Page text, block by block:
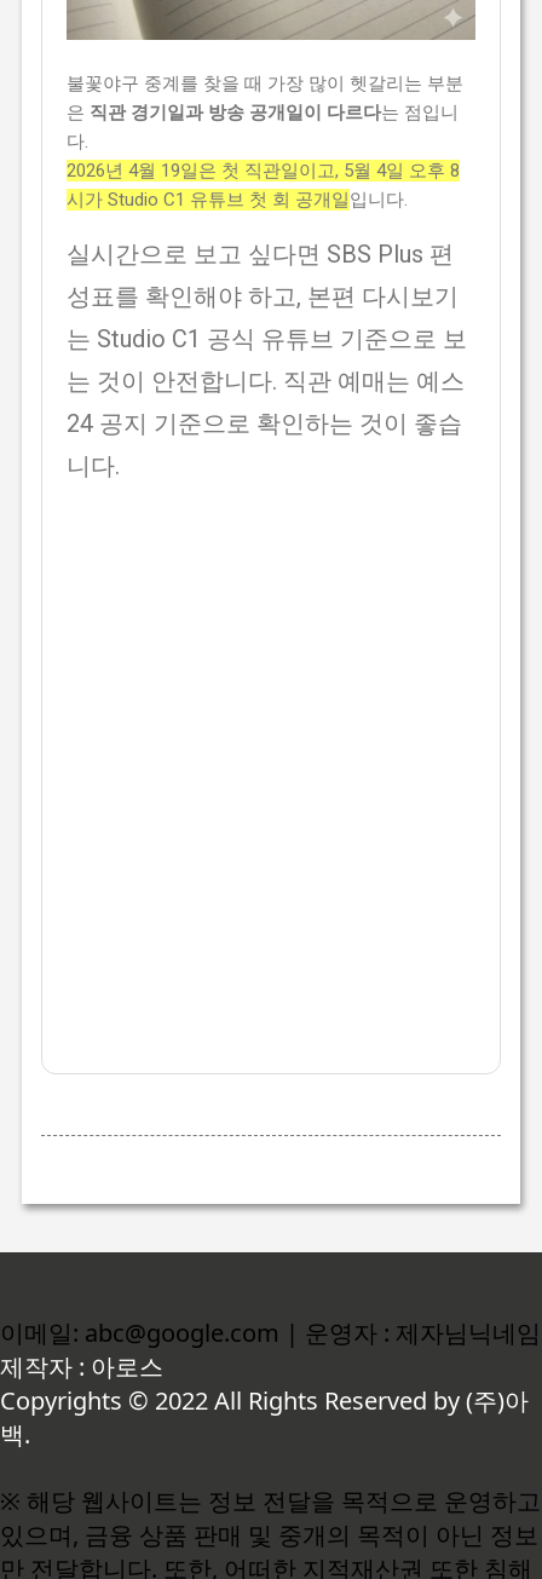
불꽃야구 중계를 찾을 때 가장 많이 헷갈리는 부분
은 직관 경기일과 방송 공개일이 다르다는 점입니
다.
2026년 4월 19일은 첫 직관일이고, 5월 4일 오후 8
시가 Studio C1 유튜브 첫 회 공개일입니다.
실시간으로 보고 싶다면 SBS Plus 편
성표를 확인해야 하고, 본편 다시보기
는 Studio C1 공식 유튜브 기준으로 보
는 것이 안전합니다. 직관 예매는 예스
24 공지 기준으로 확인하는 것이 좋습
니다.
이메일: abc@google.com | 운영자 : 제자님닉네임
제작자 : 아로스
Copyrights © 2022 All Rights Reserved by (주)아
백.
※ 해당 웹사이트는 정보 전달을 목적으로 운영하고
있으며, 금융 상품 판매 및 중개의 목적이 아닌 정보
만 전달합니다. 또한, 어떠한 지적재산권 또한 침해